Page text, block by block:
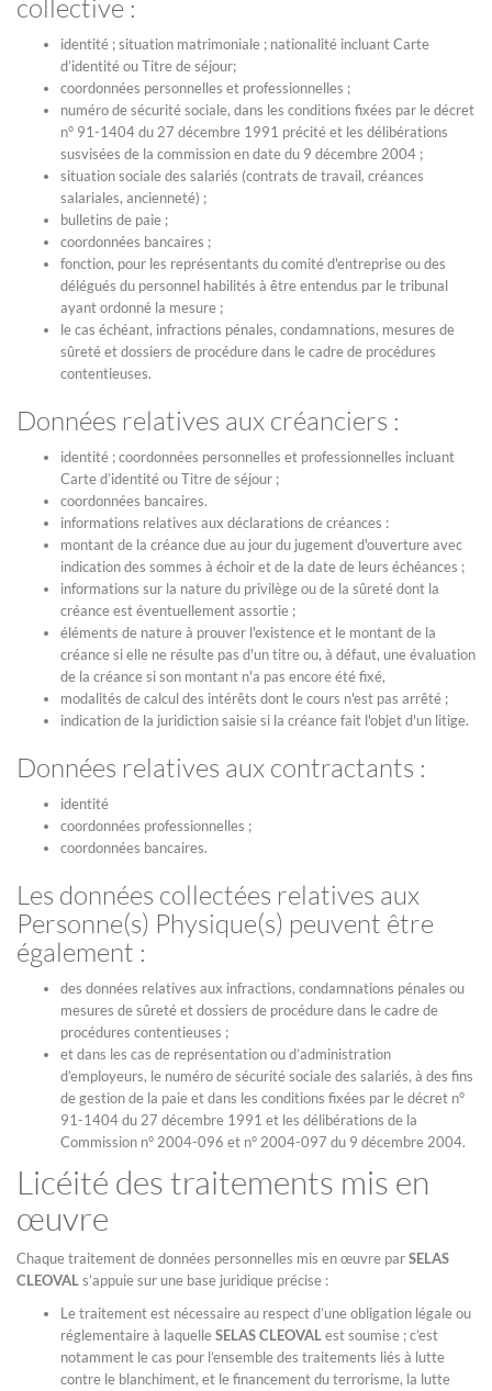
collective :
identité ; situation matrimoniale ; nationalité incluant Carte
d’identité ou Titre de séjour;
coordonnées personnelles et professionnelles ;
numéro de sécurité sociale, dans les conditions fixées par le décret
n° 91-1404 du 27 décembre 1991 précité et les délibérations
susvisées de la commission en date du 9 décembre 2004 ;
situation sociale des salariés (contrats de travail, créances
salariales, ancienneté) ;
bulletins de paie ;
coordonnées bancaires ;
fonction, pour les représentants du comité d'entreprise ou des
délégués du personnel habilités à être entendus par le tribunal
ayant ordonné la mesure ;
le cas échéant, infractions pénales, condamnations, mesures de
sûreté et dossiers de procédure dans le cadre de procédures
contentieuses.
Données relatives aux créanciers :
identité ; coordonnées personnelles et professionnelles incluant
Carte d’identité ou Titre de séjour ;
coordonnées bancaires.
informations relatives aux déclarations de créances :
montant de la créance due au jour du jugement d'ouverture avec
indication des sommes à échoir et de la date de leurs échéances ;
informations sur la nature du privilège ou de la sûreté dont la
créance est éventuellement assortie ;
éléments de nature à prouver l'existence et le montant de la
créance si elle ne résulte pas d'un titre ou, à défaut, une évaluation
de la créance si son montant n'a pas encore été fixé,
modalités de calcul des intérêts dont le cours n'est pas arrêté ;
indication de la juridiction saisie si la créance fait l'objet d'un litige.
Données relatives aux contractants :
identité
coordonnées professionnelles ;
coordonnées bancaires.
Les données collectées relatives aux
Personne(s) Physique(s) peuvent être
également :
des données relatives aux infractions, condamnations pénales ou
mesures de sûreté et dossiers de procédure dans le cadre de
procédures contentieuses ;
et dans les cas de représentation ou d’administration
d’employeurs, le numéro de sécurité sociale des salariés, à des fins
de gestion de la paie et dans les conditions fixées par le décret n°
91-1404 du 27 décembre 1991 et les délibérations de la
Commission n° 2004-096 et n° 2004-097 du 9 décembre 2004.
Licéité des traitements mis en
œuvre
Chaque traitement de données personnelles mis en œuvre parSELAS
CLEOVALs’appuie sur une base juridique précise :
Le traitement est nécessaire au respect d’une obligation légale ou
réglementaire à laquelleSELAS CLEOVALest soumise ; c’est
notamment le cas pour l’ensemble des traitements liés à lutte
contre le blanchiment, et le financement du terrorisme, la lutte